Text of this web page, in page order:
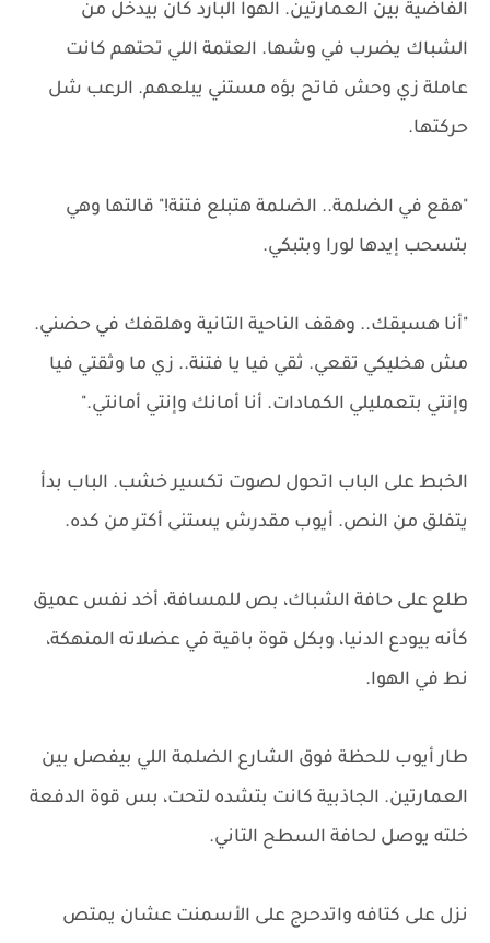
الفاضية بين العمارتين. الهوا البارد كان بيدخل من
الشباك يضرب في وشها. العتمة اللي تحتهم كانت
عاملة زي وحش فاتح بؤه مستني يبلعهم. الرعب شل
حركتها.
"هقع في الضلمة.. الضلمة هتبلع فتنة!" قالتها وهي
بتسحب إيدها لورا وبتبكي.
"أنا هسبقك.. وهقف الناحية التانية وهلقفك في حضني.
مش هخليكي تقعي. ثقي فيا يا فتنة.. زي ما وثقتي فيا
وإنتي بتعمليلي الكمادات. أنا أمانك وإنتي أمانتي."
الخبط على الباب اتحول لصوت تكسير خشب. الباب بدأ
يتفلق من النص. أيوب مقدرش يستنى أكتر من كده.
طلع على حافة الشباك، بص للمسافة، أخد نفس عميق
كأنه بيودع الدنيا، وبكل قوة باقية في عضلاته المنهكة،
نط في الهوا.
طار أيوب للحظة فوق الشارع الضلمة اللي بيفصل بين
العمارتين. الجاذبية كانت بتشده لتحت، بس قوة الدفعة
خلته يوصل لحافة السطح التاني.
نزل على كتافه واتدحرج على الأسمنت عشان يمتص